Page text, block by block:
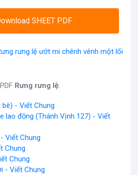
SHEET PDF
rưng lệ ướt mi chênh vênh một lối
Rưng rưng lệ:
- Viết Chung
lao động (Thánh Vịnh 127) - Viết
Viết Chung
Chung
Chung
- Viết Chung